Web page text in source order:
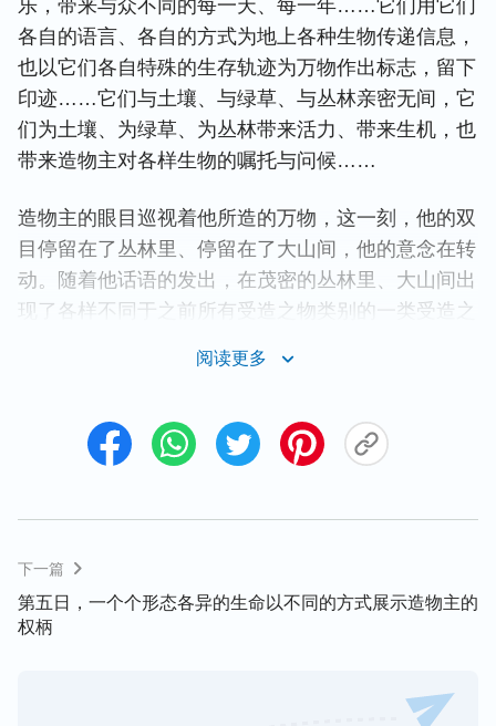
乐，带来与众不同的每一天、每一年……它们用它们
各自的语言、各自的方式为地上各种生物传递信息，
也以它们各自特殊的生存轨迹为万物作出标志，留下
印迹……它们与土壤、与绿草、与丛林亲密无间，它
们为土壤、为绿草、为丛林带来活力、带来生机，也
带来造物主对各样生物的嘱托与问候……
造物主的眼目巡视着他所造的万物，这一刻，他的双
目停留在了丛林里、停留在了大山间，他的意念在转
动。随着他话语的发出，在茂密的丛林里、大山间出
现了各样不同于之前所有受造之物类别的一类受造之
它们摇头摆尾，带着一副副不同寻常的面孔，你看它
长颈，有的短尾，有的双目凶煞，有的目光怯懦，有
的俯身吃草，有的口中充满血腥，有的双足弹跳行
原上嬉戏，有的穿行在丛林里……它们有的怒吼，有
的咆哮，有的狂吠，有的哭嚎……它们的声音有的高
亢，有的低沉，有的嘹亮，有的清脆……它们有的面
续走出来，你瞧瞧，它们个个都趾高气扬，没规没
阅读更多
下一篇
第五日，一个个形态各异的生命以不同的方式展示造物主的
权柄